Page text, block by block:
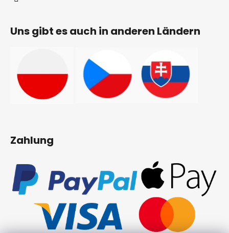
Uns gibt es auch in anderen Ländern
Zahlung